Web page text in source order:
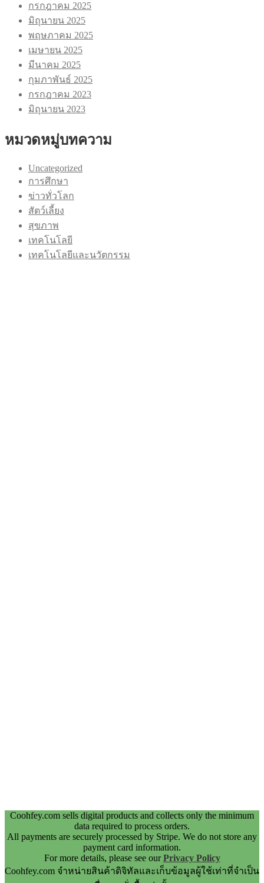
กรกฎาคม 2025
มิถุนายน 2025
พฤษภาคม 2025
เมษายน 2025
มีนาคม 2025
กุมภาพันธ์ 2025
กรกฎาคม 2023
มิถุนายน 2023
หมวดหมู่บทความ
Uncategorized
การศึกษา
ข่าวทั่วโลก
สัตว์เลี้ยง
สุขภาพ
เทคโนโลยี
เทคโนโลยีและนวัตกรรม
Coohfey.com sells digital products and collects only the minimum
data required to process orders.
All payments are securely processed by Stripe. We do not store any
payment card information.
For more details, please see ourPrivacy Policy
Coohfey.com จำหน่ายสินค้าดิจิทัลและเก็บข้อมูลผู้ใช้เท่าที่จำเป็น